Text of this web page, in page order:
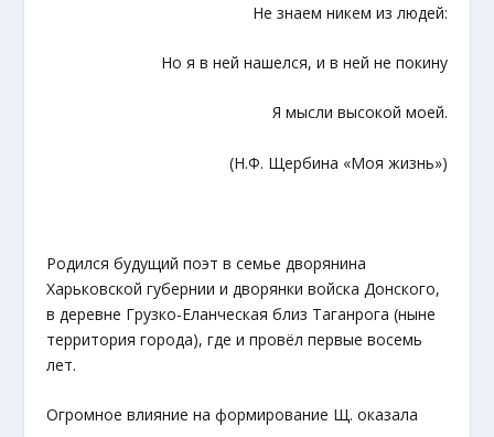
Не знаем никем из людей:
Но я в ней нашелся, и в ней не покину
Я мысли высокой моей.
(Н.Ф. Щербина «Моя жизнь»)
Родился будущий поэт в семье дворянина
Харьковской губернии и дворянки войска Донского,
в деревне Грузко-Еланческая близ Таганрога (ныне
территория города), где и провёл первые восемь
лет.
Огромное влияние на формирование Щ. оказала